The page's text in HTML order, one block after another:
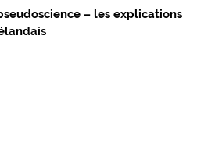
– les explications